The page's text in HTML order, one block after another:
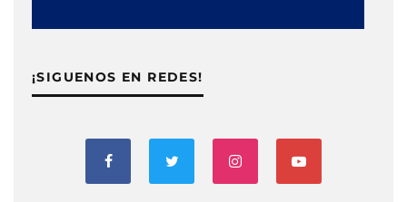
¡SIGUENOS EN REDES!